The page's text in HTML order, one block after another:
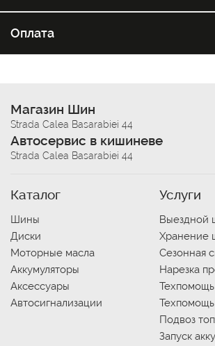
Оплата
Магазин Шин
Strada Calea Basarabiei 44
Автосервис в кишиневе
Strada Calea Basarabiei 44
Каталог
Шины
Диски
Моторные масла
Аккумуляторы
Аксессуары
Автосигнализации
Услуги
Выездной
Хранение
Сезонная
Нарезка
Подвоз
Запуск